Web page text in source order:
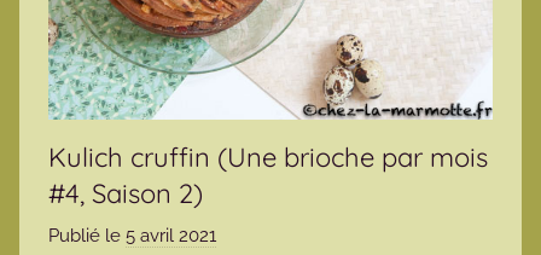
Kulich cruffin (Une brioche par mois
#4, Saison 2)
Publié le 5 avril 2021